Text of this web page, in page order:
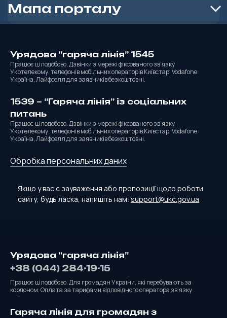
Мапа порталу
Урядова “гаряча лінія” 1545
Працює цілодобово. Дзвінки з мережі фіксованого зв’язку
Укртелекому, телефонів мобільних операторів Київстар, Vodafone
Україна, Лайфселл для заявників безкоштовні.
1539 – “Гаряча лінія” із соціальних
питань
Працює цілодобово. Дзвінки з мережі фіксованого зв’язку
Укртелекому, телефонів мобільних операторів Київстар, Vodafone
Україна, Лайфселл для заявників безкоштовні.
Обробка персональних даних
Якщо у вас є зауваження або пропозиції щодо роботи
сайту, будь ласка, напишіть нам: support@ukc.gov.ua
Урядова “гаряча лінія”
+38 (044) 284-19-15
Працює цілодобово. Для громадян України, які перебувають за
кордоном. Оплата за тарифами відповідного оператора зв’язку
Гаряча лінія для громадян з